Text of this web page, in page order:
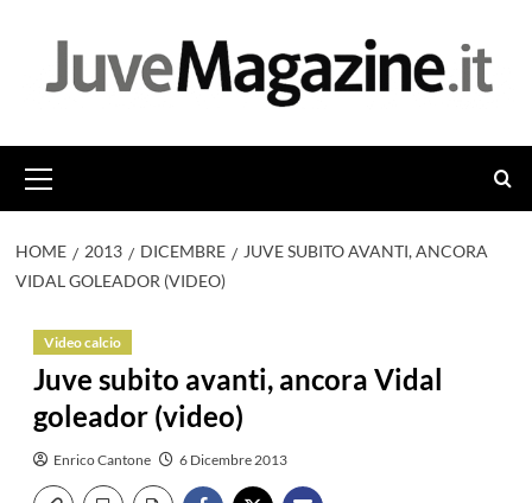
principale
HOME 2013 DICEMBRE
JUVE SUBITO AVANTI, ANCORA
VIDAL GOLEADOR (VIDEO)
Video calcio
Juve subito avanti, ancora Vidal
goleador (video)
Enrico Cantone 6 Dicembre 2013